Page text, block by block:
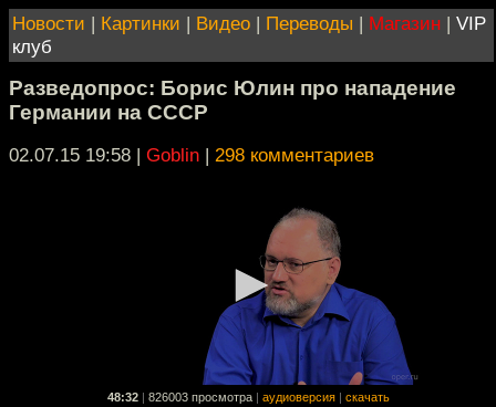
Новости | Картинки | Видео | Переводы | Магазин | VIP
клуб
Разведопрос: Борис Юлин про нападение
Германии на СССР
02.07.15 19:58 | Goblin | 298 комментариев
48:32 826003 просмотра аудиоверсия скачать